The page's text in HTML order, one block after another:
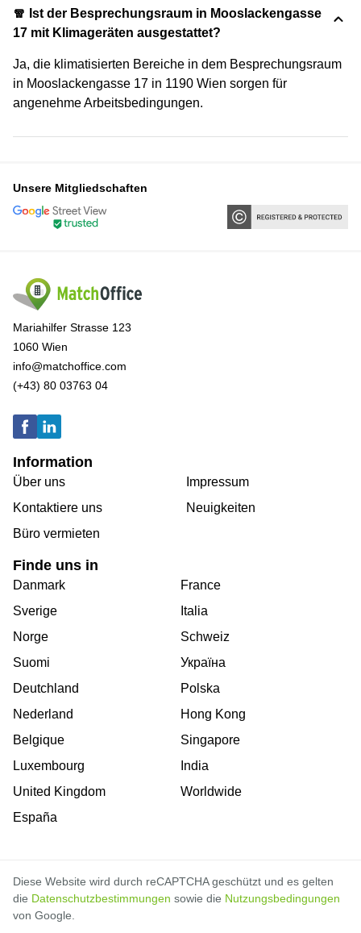
🧣 Ist der Besprechungsraum in Mooslackengasse
17 mit Klimageräten ausgestattet?
Ja, die klimatisierten Bereiche in dem Besprechungsraum
in Mooslackengasse 17 in 1190 Wien sorgen für
angenehme Arbeitsbedingungen.
Unsere Mitgliedschaften
Mariahilfer Strasse 123
1060 Wien
info@matchoffice.com
(+43) 80 03763 04
Information
Über uns
Kontaktiere uns
Büro vermieten
Impressum
Neuigkeiten
Finde uns in
Danmark
Sverige
Norge
Suomi
Deutchland
Nederland
Belgique
Luxembourg
United Kingdom
España
France
Italia
Schweiz
Україна
Polska
Hong Kong
Singapore
India
Worldwide
Diese Website wird durch reCAPTCHA geschützt und es gelten
die Datenschutzbestimmungen sowie die Nutzungsbedingungen
von Google.